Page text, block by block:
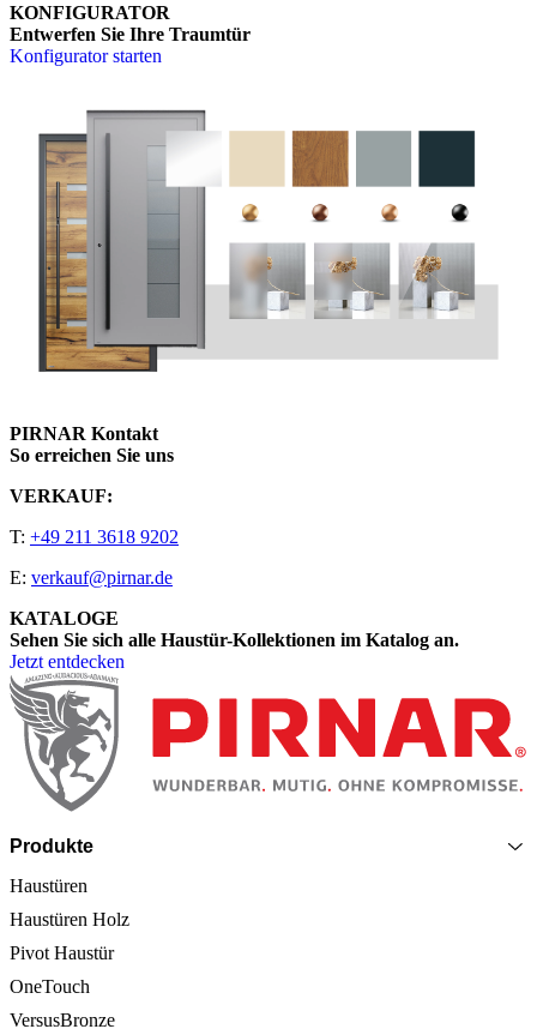
KONFIGURATOR
Entwerfen Sie Ihre Traumtür
Konfigurator starten
PIRNAR Kontakt
So erreichen Sie uns
VERKAUF:
T: +49 211 3618 9202
E: verkauf@pirnar.de
KATALOGE
Sehen Sie sich alle Haustür-Kollektionen im Katalog an.
Jetzt entdecken
Seitenfooter
Produkte
Haustüren
Haustüren Holz
Pivot Haustür
OneTouch
VersusBronze